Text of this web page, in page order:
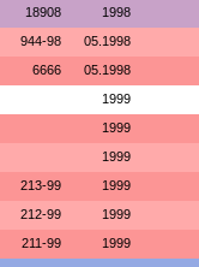
18908 1998
944-98 05.1998
6666 05.1998
1999
1999
1999
213-99 1999
212-99 1999
211-99 1999